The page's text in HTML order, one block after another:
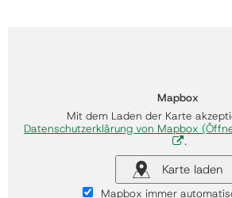
Mapbox
Mit dem Laden der Karte
Datenschutzerklärung von Mapbox
.
Karte laden
Mapbox immer